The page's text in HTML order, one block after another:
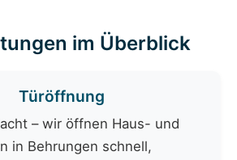
im Überblick
Türöffnung
– wir öffnen Haus- und
in Behrungen schnell,